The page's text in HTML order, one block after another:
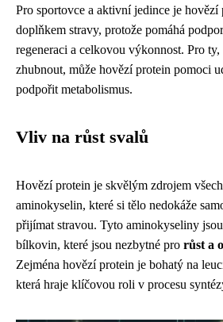
Pro sportovce a aktivní jedince je hovězí
doplňkem stravy, protože pomáhá
regeneraci a celkovou výkonnost. Pro ty,
zhubnout, může hovězí protein pomoci
podpořit metabolismus.
Vliv na růst svalů
Hovězí protein je skvělým zdrojem
aminokyselin, které si tělo nedokáže
přijímat stravou. Tyto aminokyseliny
bílkovin, které jsou nezbytné pro růst a
Zejména hovězí protein je bohatý na
která hraje klíčovou roli v procesu